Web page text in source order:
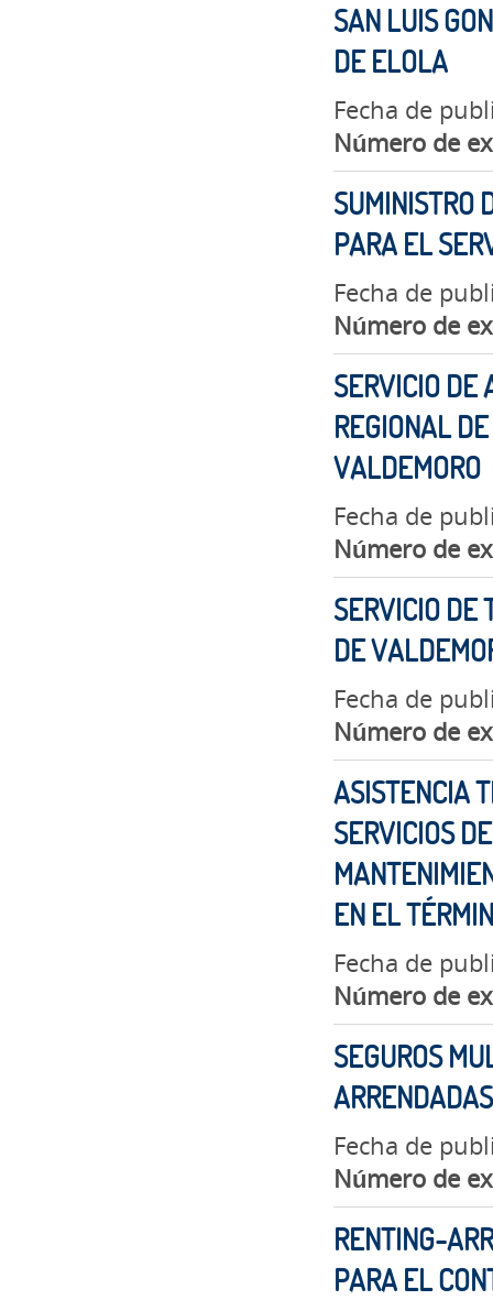
SAN LUIS
DE ELOLA
Fecha de
Número de
SUMINISTRO
PARA EL
Fecha de
Número de
SERVICIO DE
REGIONAL
VALDEMORO
Fecha de
Número de
SERVICIO DE
DE
Fecha de
Número de
ASISTENCIA
SERVICIOS
EN EL
Fecha de
Número de
SEGUROS
Fecha de
Número de
RENTING-
PARA EL